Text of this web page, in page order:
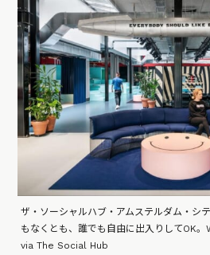
ザ・ソーシャルハブ・アムステルダム・シ
もなくとも、誰でも自由に出入りしてOK
via The Social Hub